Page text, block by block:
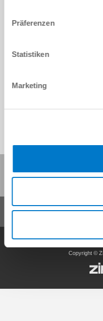
Präferenzen
Statistiken
Marketing
AGB Datenschutz
Copyright ©